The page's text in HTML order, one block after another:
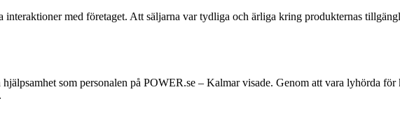
med företaget. Att säljarna var tydliga och ärliga kring produkternas
som personalen på POWER.se – Kalmar visade. Genom att vara lyhörda